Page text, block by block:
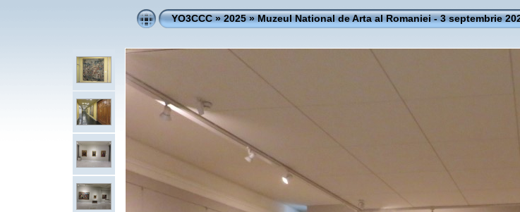
YO3CCC»2025»Muzeul National de Arta al Romaniei - 3 septembrie